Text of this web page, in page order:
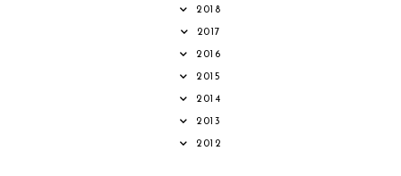
2018
2017
2016
2015
2014
2013
2012